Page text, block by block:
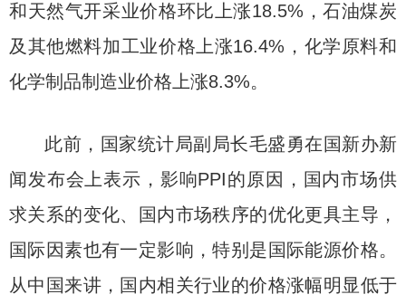
和天然气开采业价格环比上涨18.5%，石油煤炭
及其他燃料加工业价格上涨16.4%，化学原料和
化学制品制造业价格上涨8.3%。
此前，国家统计局副局长毛盛勇在国新办新
闻发布会上表示，影响PPI的原因，国内市场供
求关系的变化、国内市场秩序的优化更具主导，
国际因素也有一定影响，特别是国际能源价格。
从中国来讲，国内相关行业的价格涨幅明显低于